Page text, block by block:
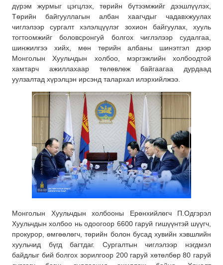
дүрэм журмыг цэгцлэх, төрийн бүтээмжийг дээшлүүлэх,
Төрийн байгууллагын албан хаагчдыг чадавхжуулах
чиглэлээр сургалт хэлэлцүүлэг зохион байгуулах, хууль
тогтоомжийг боловсронгуй болгох чиглэлээр судалгаа,
шинжилгээ хийх, мөн төрийн албаны шинэтгэл дээр
Монголын Хуульчдын холбоо, мэргэжлийн холбоодтой
хамтарч ажиллахаар төлөвлөж байгаагаа дурдаад
уулзалтад хүрэлцэн ирсэнд талархал илэрхийлжээ.
Монголын Хуульчдын холбооны Ерөнхийлөгч П.Одгэрэл
Хуульчдын холбоо нь одоогоор 6600 гаруй гишүүнтэй шүүгч,
прокурор, өмгөөлөгч, төрийн болон бусад хувийн хэвшлийн
хуульчид бүгд багтдаг. Сургалтын чиглэлээр нэгдмэл
байдлыг бий болгох зорилгоор 200 гаруй хөтөлбөр 80 гаруй